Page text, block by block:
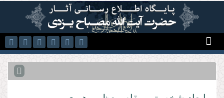
رفتن به محتوای اصلی